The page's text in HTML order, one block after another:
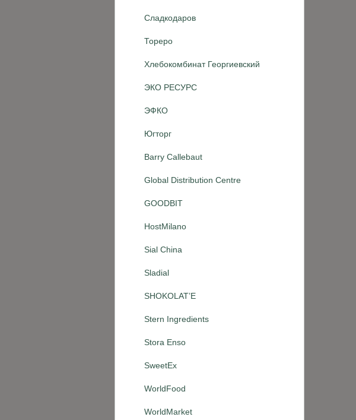
Сладкодаров
Тореро
Хлебокомбинат Георгиевский
ЭКО РЕСУРС
ЭФКО
Югторг
Barry Callebaut
Global Distribution Centre
GOODBIT
HostMilano
Sial China
Sladial
SHOKOLAT’E
Stern Ingredients
Stora Enso
SweetEx
WorldFood
WorldMarket